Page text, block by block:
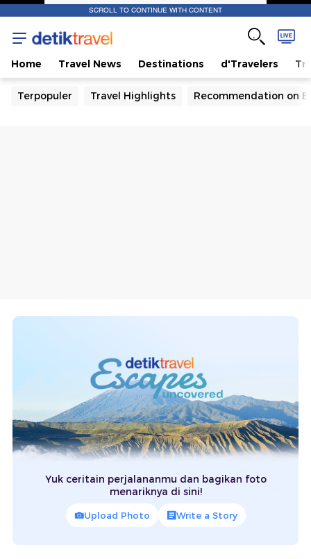
SCROLL TO CONTINUE WITH CONTENT
Home Travel News Destinations d'Travelers
Terpopuler Travel Highlights Recommendation on
Yuk ceritain perjalananmu dan bagikan foto
menariknya di sini!
Upload Photo Write a Story